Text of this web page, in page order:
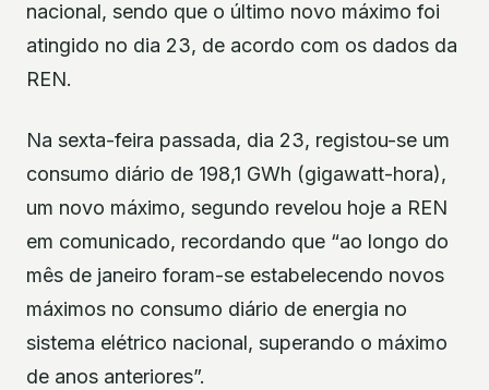
nacional, sendo que o último novo máximo foi
atingido no dia 23, de acordo com os dados da
REN.
Na sexta-feira passada, dia 23, registou-se um
consumo diário de 198,1 GWh (gigawatt-hora),
um novo máximo, segundo revelou hoje a REN
em comunicado, recordando que “ao longo do
mês de janeiro foram-se estabelecendo novos
máximos no consumo diário de energia no
sistema elétrico nacional, superando o máximo
de anos anteriores”.